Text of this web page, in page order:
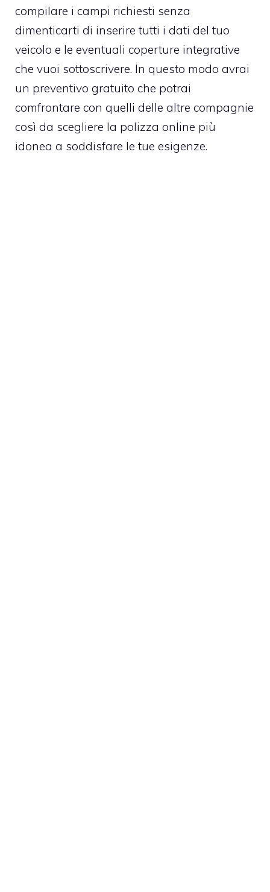
compilare i campi richiesti senza
dimenticarti di inserire tutti i dati del tuo
veicolo e le eventuali coperture integrative
che vuoi sottoscrivere. In questo modo avrai
un preventivo gratuito che potrai
comfrontare con quelli delle altre compagnie
così da scegliere la polizza online più
idonea a soddisfare le tue esigenze.